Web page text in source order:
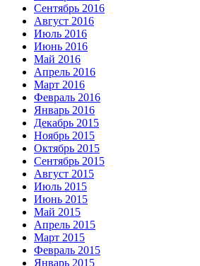
Сентябрь 2016
Август 2016
Июль 2016
Июнь 2016
Май 2016
Апрель 2016
Март 2016
Февраль 2016
Январь 2016
Декабрь 2015
Ноябрь 2015
Октябрь 2015
Сентябрь 2015
Август 2015
Июль 2015
Июнь 2015
Май 2015
Апрель 2015
Март 2015
Февраль 2015
Январь 2015